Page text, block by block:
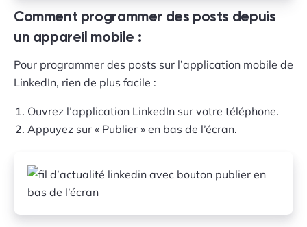
Comment programmer des posts depuis
un appareil mobile :
Pour programmer des posts sur l’application mobile de
LinkedIn, rien de plus facile :
Ouvrez l’application LinkedIn sur votre téléphone.
Appuyez sur « Publier » en bas de l’écran.